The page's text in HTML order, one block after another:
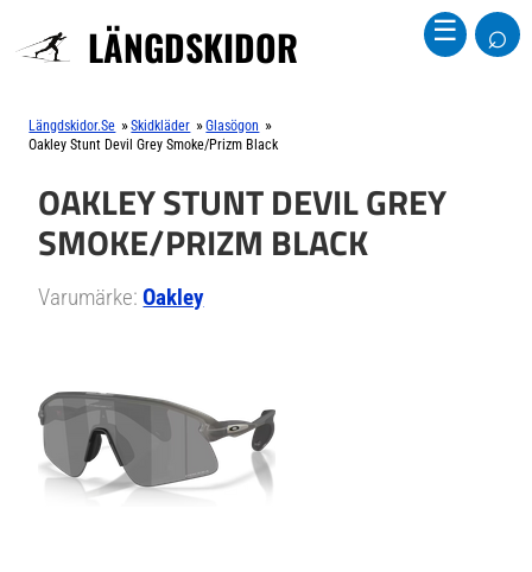
LÄNGDSKIDOR ☰ ⌕
Längdskidor.se »Skidkläder »Glasögon »
Oakley Stunt Devil Grey Smoke/Prizm Black
OAKLEY STUNT DEVIL GREY
SMOKE/PRIZM BLACK
Varumärke:Oakley